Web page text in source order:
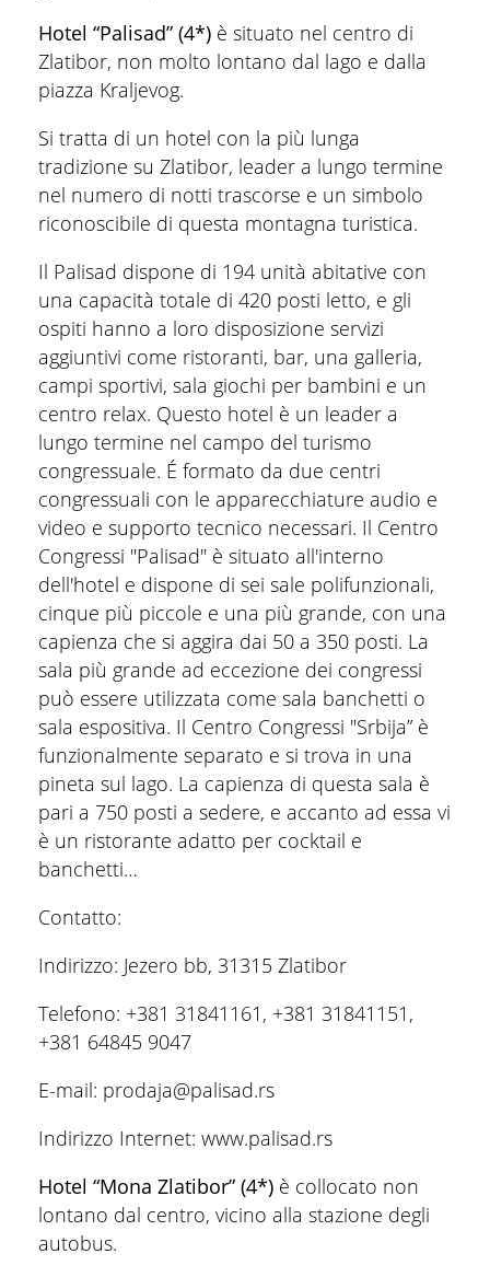
Hotel “Palisad” (4*)è situato nel centro di
Zlatibor, non molto lontano dal lago e dalla
piazza Kraljevog.
Si tratta di un hotel con la più lunga
tradizione su Zlatibor, leader a lungo termine
nel numero di notti trascorse e un simbolo
riconoscibile di questa montagna turistica.
Il Palisad dispone di 194 unità abitative con
una capacità totale di 420 posti letto, e gli
ospiti hanno a loro disposizione servizi
aggiuntivi come ristoranti, bar, una galleria,
campi sportivi, sala giochi per bambini e un
centro relax. Questo hotel è un leader a
lungo termine nel campo del turismo
congressuale. É formato da due centri
congressuali con le apparecchiature audio e
video e supporto tecnico necessari. Il Centro
Congressi "Palisad" è situato all'interno
dell'hotel e dispone di sei sale polifunzionali,
cinque più piccole e una più grande, con una
capienza che si aggira dai 50 a 350 posti. La
sala più grande ad eccezione dei congressi
può essere utilizzata come sala banchetti o
sala espositiva. Il Centro Congressi "Srbija” è
funzionalmente separato e si trova in una
pineta sul lago. La capienza di questa sala è
pari a 750 posti a sedere, e accanto ad essa vi
è un ristorante adatto per cocktail e
banchetti…
Contatto:
Indirizzo: Jezero bb, 31315 Zlatibor
Telefono: +381 31841161, +381 31841151,
+381 64845 9047
E-mail: prodaja@palisad.rs
Indirizzo Internet: www.palisad.rs
Hotel “Mona Zlatibor” (4*)è collocato non
lontano dal centro, vicino alla stazione degli
autobus.